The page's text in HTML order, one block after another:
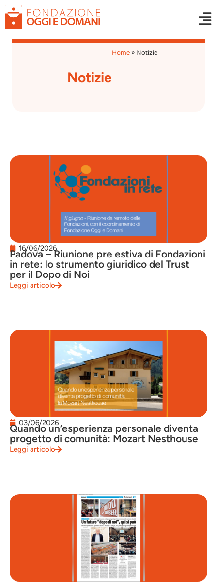
Notizie
Home» Notizie
16/06/2026
Padova – Riunione pre estiva di Fondazioni
in rete: lo strumento giuridico del Trust
per il Dopo di Noi
Leggi articolo
03/06/2026
Quando un’esperienza personale diventa
progetto di comunità: Mozart Nesthouse
Leggi articolo